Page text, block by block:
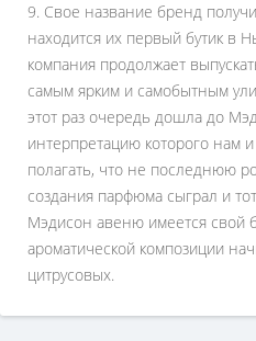
9. Свое название бренд
находится их первый бутик в
компания продолжает
самым ярким и самобытным
этот раз очередь дошла до
интерпретацию которого нам
полагать, что не последнюю
создания парфюма сыграл и
Мэдисон авеню имеется свой
ароматической композиции
цитрусовых.